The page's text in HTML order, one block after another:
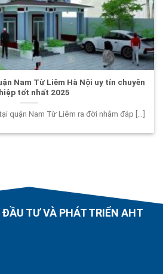
Nam Từ Liêm Hà Nội uy tín chuyên
tốt nhất 2025
quận Nam Từ Liêm ra đời nhằm đáp [...]
TƯ VÀ PHÁT TRIỂN AHT